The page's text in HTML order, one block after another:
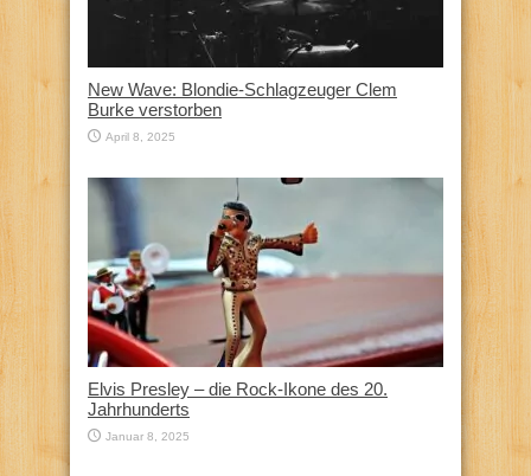
New Wave: Blondie-Schlagzeuger Clem
Burke verstorben
April 8, 2025
Elvis Presley – die Rock-Ikone des 20.
Jahrhunderts
Januar 8, 2025